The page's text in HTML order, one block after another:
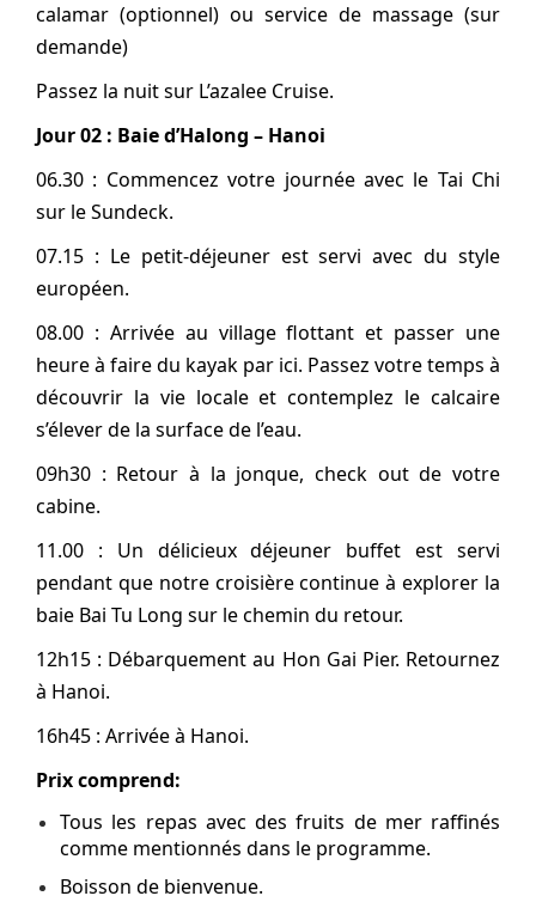
calamar (optionnel) ou service de massage (sur
demande)
Passez la nuit sur L’azalee Cruise.
Jour 02 : Baie d’Halong – Hanoi
06.30 : Commencez votre journée avec le Tai Chi
sur le Sundeck.
07.15 : Le petit-déjeuner est servi avec du style
européen.
08.00 : Arrivée au village flottant et passer une
heure à faire du kayak par ici. Passez votre temps à
découvrir la vie locale et contemplez le calcaire
s’élever de la surface de l’eau.
09h30 : Retour à la jonque, check out de votre
cabine.
11.00 : Un délicieux déjeuner buffet est servi
pendant que notre croisière continue à explorer la
baie Bai Tu Long sur le chemin du retour.
12h15 : Débarquement au Hon Gai Pier. Retournez
à Hanoi.
16h45 : Arrivée à Hanoi.
Prix comprend:
Tous les repas avec des fruits de mer raffinés
comme mentionnés dans le programme.
Boisson de bienvenue.